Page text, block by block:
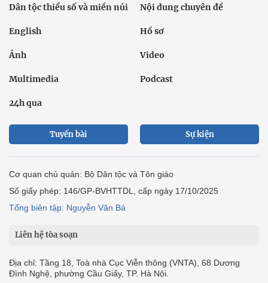
Dân tộc thiểu số và miền núi Nội dung chuyên đề
English Hồ sơ
Ảnh Video
Multimedia Podcast
24h qua
Tuyến bài Sự kiện
Cơ quan chủ quản: Bộ Dân tộc và Tôn giáo
Số giấy phép: 146/GP-BVHTTDL, cấp ngày 17/10/2025
Tổng biên tập: Nguyễn Văn Bá
Liên hệ tòa soạn
Địa chỉ: Tầng 18, Toà nhà Cục Viễn thông (VNTA), 68 Dương
Đình Nghệ, phường Cầu Giấy, TP. Hà Nội.